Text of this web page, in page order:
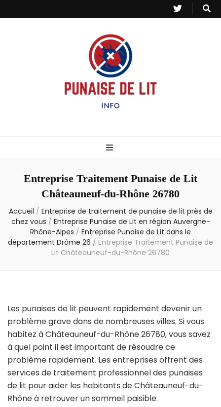
– Info
Entreprise Traitement Punaise de Lit
Châteauneuf-du-Rhône 26780
Accueil / Entreprise de traitement de punaise de lit près de
chez vous / Entreprise Punaise de Lit en région Auvergne-
Rhône-Alpes / Entreprise Punaise de Lit dans le
département Drôme 26 / Entreprise Traitement Punaise de
Lit Châteauneuf-du-Rhône 26780
Les punaises de lit peuvent rapidement devenir un
problème grave dans de nombreuses villes. Si vous
habitez à Châteauneuf-du-Rhône 26780, vous savez
à quel point il est important de résoudre ce
problème rapidement. Les entreprises offrent des
services de traitement professionnel des punaises
de lit pour aider les habitants de Châteauneuf-du-
Rhône à retrouver un sommeil paisible.